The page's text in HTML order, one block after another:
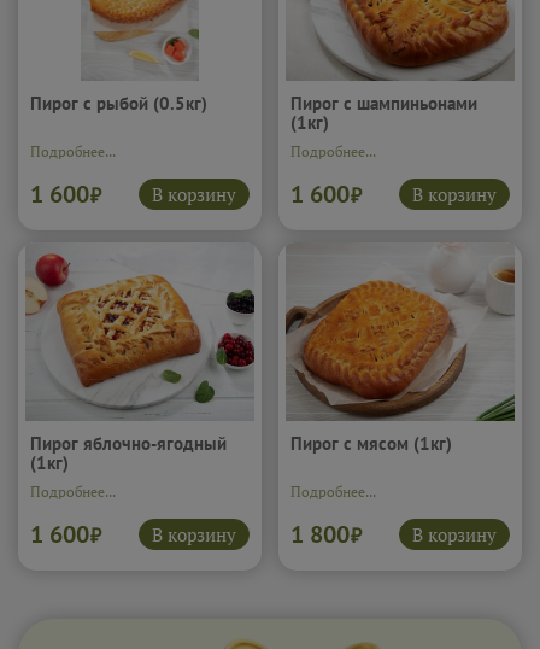
Пирог с рыбой (0.5кг)
Подробнее...
1 600₽ В корзину
Пирог с шампиньонами
(1кг)
Подробнее...
1 600₽ В корзину
Пирог яблочно-ягодный
(1кг)
Подробнее...
1 600₽ В корзину
Пирог с мясом (1кг)
Подробнее...
1 800₽ В корзину